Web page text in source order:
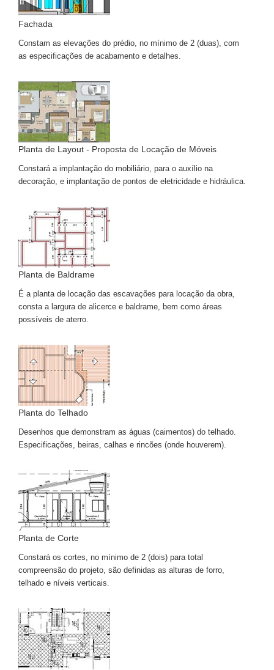
Fachada
Constam as elevações do prédio, no mínimo de 2 (duas), com
as especificações de acabamento e detalhes.
Planta de Layout - Proposta de Locação de Móveis
Constará a implantação do mobiliário, para o auxílio na
decoração, e implantação de pontos de eletricidade e hidráulica.
Planta de Baldrame
É a planta de locação das escavações para locação da obra,
consta a largura de alicerce e baldrame, bem como áreas
possíveis de aterro.
Planta do Telhado
Desenhos que demonstram as águas (caimentos) do telhado.
Especificações, beiras, calhas e rincões (onde houverem).
Planta de Corte
Constará os cortes, no mínimo de 2 (dois) para total
compreensão do projeto, são definidas as alturas de forro,
telhado e níveis verticais.